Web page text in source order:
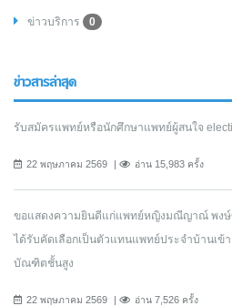
ข่าวบริการ 0
ข่าวสารล่าสุด
รับสมัครแพทย์หรือนักศึกษาแพทย์ผู้สนใจ
22 พฤษภาคม 2569 อ่าน 15,983 ครั้ง
ขอแสดงความยินดีแก่แพทย์หญิงมณีญาณ์ พง
ได้รับคัดเลือกเป็นตัวแทนแพทย์ประจำบ้านเข้
บัณฑิตชั้นสูง
22 พฤษภาคม 2569 อ่าน 7,526 ครั้ง